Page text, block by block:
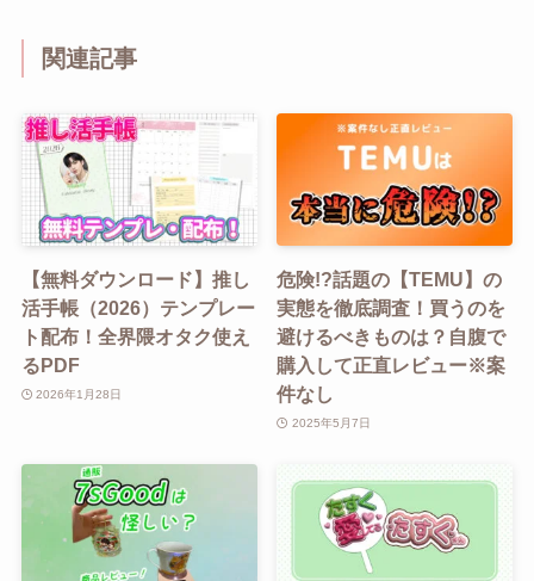
関連記事
【無料ダウンロード】推し
活手帳（2026）テンプレー
ト配布！全界隈オタク使え
るPDF
2026年1月28日
危険!?話題の【TEMU】の
実態を徹底調査！買うのを
避けるべきものは？自腹で
購入して正直レビュー※案
件なし
2025年5月7日